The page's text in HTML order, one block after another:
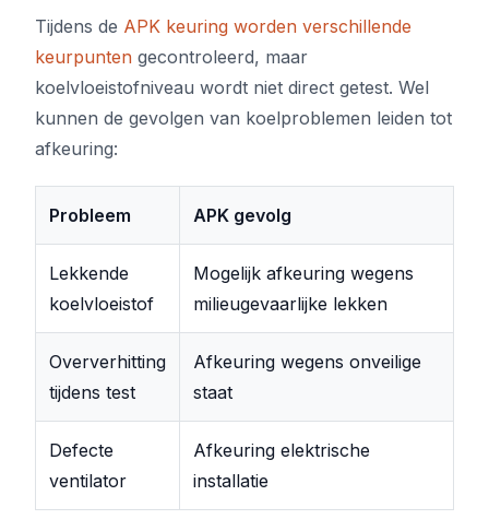
Tijdens de APK keuring worden verschillende
keurpunten gecontroleerd, maar
koelvloeistofniveau wordt niet direct getest. Wel
kunnen de gevolgen van koelproblemen leiden tot
afkeuring:
Probleem APK gevolg
Lekkende
koelvloeistof
Mogelijk afkeuring wegens
milieugevaarlijke lekken
Oververhitting
tijdens test
Afkeuring wegens onveilige
staat
Defecte
ventilator
Afkeuring elektrische
installatie